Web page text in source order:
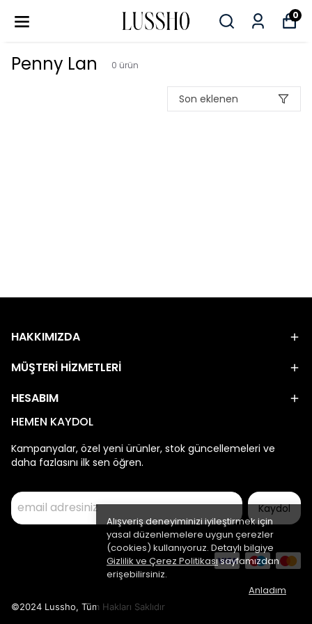
0
Alışveriş deneyiminizi iyileştirmek için
yasal düzenlemelere uygun çerezler
(cookies) kullanıyoruz. Detaylı bilgiye
Gizlilik ve Çerez Politikasısayfamızdan
erişebilirsiniz.
Anladım
Penny Lan 0 ürün
Son eklenen
HAKKIMIZDA
MÜŞTERİ HİZMETLERİ
HESABIM
HEMEN KAYDOL
Kampanyalar, özel yeni ürünler, stok güncellemeleri ve
daha fazlasını ilk sen öğren.
Kaydol
©2024 Lussho, Tüm Hakları Saklıdır